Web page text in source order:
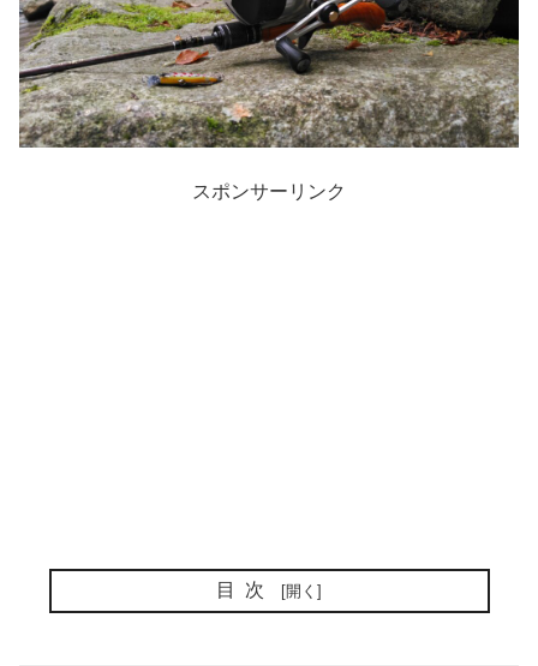
スポンサーリンク
目次